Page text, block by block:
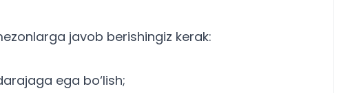
javob berishingiz kerak:
ega bo‘lish;